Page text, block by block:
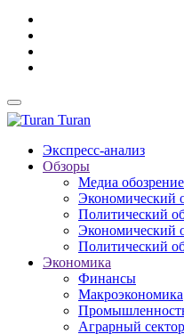
Turan
Экспресс-анализ
Обзоры
Медиа обозрение
Экономический
Политический
Экономический
Политический
Экономика
Финансы
Макроэкономика
Аграрный сектор